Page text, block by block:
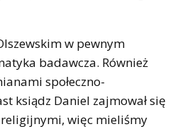
w pewnym
badawcza. Również
społeczno-
ksiądz Daniel zajmował się
więc mieliśmy